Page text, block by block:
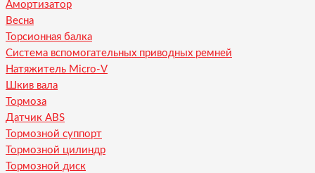
Амортизатор
Весна
Торсионная балка
Система вспомогательных приводных ремней
Натяжитель Micro-V
Шкив вала
Тормоза
Датчик ABS
Тормозной суппорт
Тормозной цилиндр
Тормозной диск